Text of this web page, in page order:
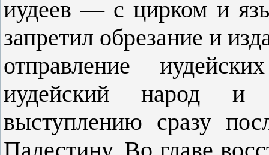
иудеев — с цирком и
запретил обрезание и
отправление
иудейский народ и
выступлению сразу